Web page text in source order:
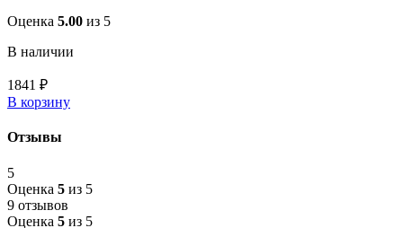
Оценка 5.00 из 5
В наличии
1841 ₽
В корзину
Отзывы
5
Оценка 5 из 5
9 отзывов
Оценка 5 из 5